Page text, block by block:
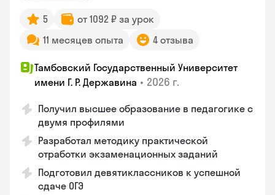
5
от 1092 ₽ за урок
11 месяцев опыта
4 отзыва
Тамбовский Государственный Университет
имени Г. Р. Державина • 2026 г.
Получил высшее образование в педагогике с
двумя профилями
Разработал методику практической
отработки экзаменационных заданий
Подготовил девятиклассников к успешной
сдаче ОГЭ